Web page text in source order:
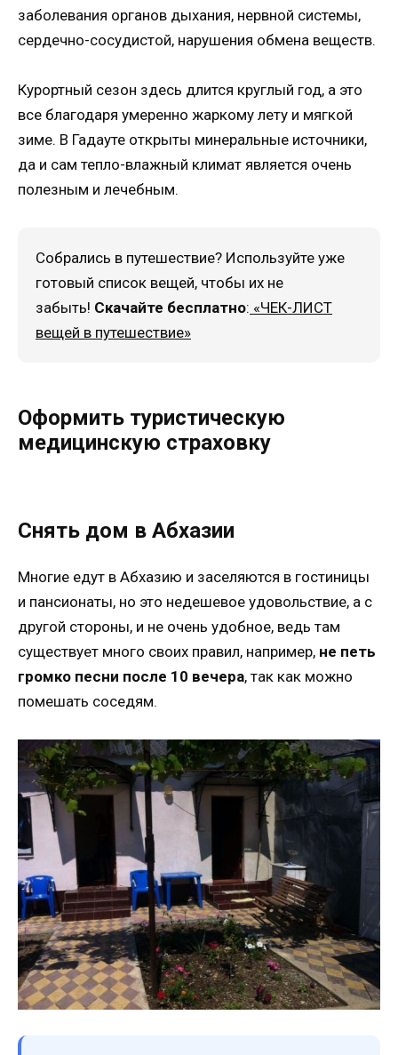
заболевания органов дыхания, нервной системы,
сердечно-сосудистой, нарушения обмена веществ.
Курортный сезон здесь длится круглый год, а это
все благодаря умеренно жаркому лету и мягкой
зиме. В Гадауте открыты минеральные источники,
да и сам тепло-влажный климат является очень
полезным и лечебным.
Собрались в путешествие? Используйте уже
готовый список вещей, чтобы их не
забыть! Скачайте бесплатно: «ЧЕК-ЛИСТ
вещей в путешествие»
Оформить туристическую
медицинскую страховку
Снять дом в Абхазии
Многие едут в Абхазию и заселяются в гостиницы
и пансионаты, но это недешевое удовольствие, а с
другой стороны, и не очень удобное, ведь там
существует много своих правил, например, не петь
громко песни после 10 вечера, так как можно
помешать соседям.